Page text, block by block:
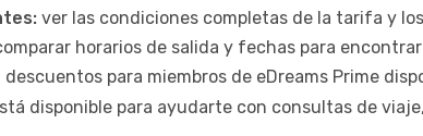
ver las condiciones completas de la tarifa y
horarios de salida y fechas para
descuentos para miembros de eDreams Prime
disponible para ayudarte con consultas de